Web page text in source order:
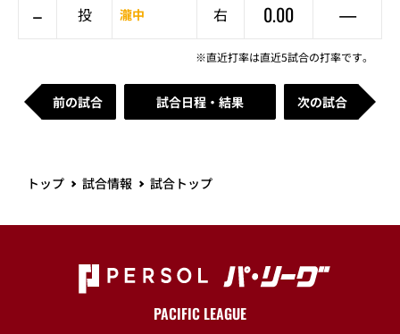
–
投 瀧中 右 0.00 —
※直近打率は直近5試合の打率です。
前の試合 試合日程・結果 次の試合
トップ 試合情報 試合トップ
PACIFIC LEAGUE